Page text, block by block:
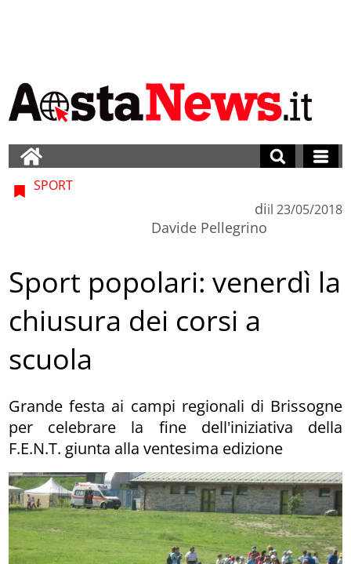
SPORT
di
Davide Pellegrino
il 23/05/2018
Sport popolari: venerdì la
chiusura dei corsi a
scuola
Grande festa ai campi regionali di Brissogne
per celebrare la fine dell'iniziativa della
F.E.N.T. giunta alla ventesima edizione